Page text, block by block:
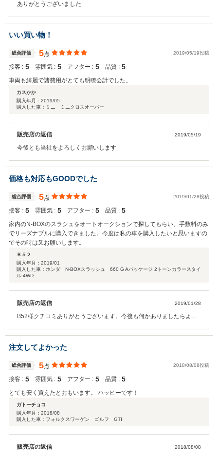
ありがとうございました
いい買い物！
総合評価 5点 2019/05/19投稿
接客 : 5 雰囲気 : 5 アフター : 5 品質 : 5
車両も綺麗で諸費用がとても明瞭会計でした。
カスかか
購入年月： 2019/05
購入した車：ミニ ミニクロスオーバー
販売店の返信 2019/05/19
今後とも当社をよろしくお願いします
価格も対応もGOODでした
総合評価 5点 2019/01/28投稿
接客 : 5 雰囲気 : 5 アフター : 5 品質 : 5
家内のN-BOXのスラシュをオートオークションで探してもらい、手数料のみ
でリーズナブルに購入できました。今度は私の車を購入したいと思いますの
でその時は又お願いします。
Ｂ５２
購入年月： 2019/01
購入した車：ホンダ N-BOXスラッシュ 660 G Aパッケージ 2トーンカラースタイ
ル 4WD
販売店の返信 2019/01/28
B52様クチコミありがとうございます。今後も何かありましたらよろ
注文してよかった
総合評価 5点 2018/08/08投稿
接客 : 5 雰囲気 : 5 アフター : 5 品質 : 5
とても安く買えたとおもいます。 ハッピーです！
ガトーチョコ
購入年月： 2018/08
購入した車：フォルクスワーゲン ゴルフ GTI
販売店の返信 2018/08/08